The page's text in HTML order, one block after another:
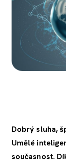
Dobrý sluha,
Umělé
současnost.